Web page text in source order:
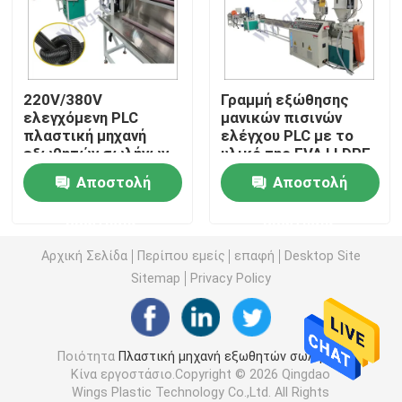
Μηχανή εξωθητών σωλήνων PVC
Γραμμή παραγωγής σωλήνων PPR
Μηχανή εξωθητών σωλήνων PE
Μηχανή εξώθησης ζωνών της PET
Γραμμή παραγωγής λουριών PP
Πλαστική μηχανή εξωθητών φύλλων
220V/380V
ελεγχόμενη PLC
πλαστική μηχανή
εξωθητών σωλήνων
με την ψύξη αέρος/
ύδατοςΑποστολή
Γραμμή εξώθησης
μανικών πισινών
ελέγχου PLC με το
υλικό της EVA LLDPE
Αποστολή
Αρχική Σελίδα Περίπου εμείς επαφή
Desktop Site
Sitemap
Privacy Policy
Ποιότητα Πλαστική μηχανή εξωθητών σωλήνων
Κίνα εργοστάσιο.Copyright © 2026 Qingdao
Wings Plastic Technology Co.,Ltd. All Rights